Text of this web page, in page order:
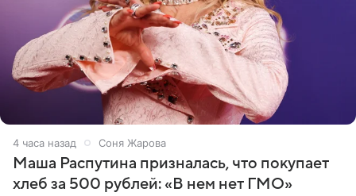
4 часа назад Соня Жарова
Маша Распутина призналась, что покупает
хлеб за 500 рублей: «В нем нет ГМО»